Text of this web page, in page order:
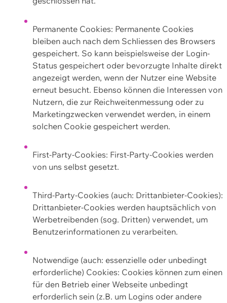
Permanente Cookies: Permanente Cookies
bleiben auch nach dem Schliessen des Browsers
gespeichert. So kann beispielsweise der Login-
Status gespeichert oder bevorzugte Inhalte direkt
angezeigt werden, wenn der Nutzer eine Website
erneut besucht. Ebenso können die Interessen von
Nutzern, die zur Reichweitenmessung oder zu
Marketingzwecken verwendet werden, in einem
solchen Cookie gespeichert werden.
First-Party-Cookies: First-Party-Cookies werden
von uns selbst gesetzt.
Third-Party-Cookies (auch: Drittanbieter-Cookies):
Drittanbieter-Cookies werden hauptsächlich von
Werbetreibenden (sog. Dritten) verwendet, um
Benutzerinformationen zu verarbeiten.
Notwendige (auch: essenzielle oder unbedingt
erforderliche) Cookies: Cookies können zum einen
für den Betrieb einer Webseite unbedingt
erforderlich sein (z.B. um Logins oder andere